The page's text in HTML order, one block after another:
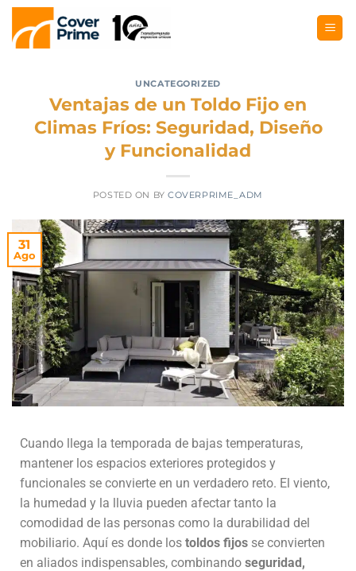
UNCATEGORIZED
Ventajas de un Toldo Fijo en
Climas Fríos: Seguridad, Diseño
y Funcionalidad
POSTED ON BYCOVERPRIME_ADM
31
Ago
Cuando llega la temporada de bajas temperaturas,
mantener los espacios exteriores protegidos y
funcionales se convierte en un verdadero reto. El viento,
la humedad y la lluvia pueden afectar tanto la
comodidad de las personas como la durabilidad del
mobiliario. Aquí es donde los toldos fijos se convierten
en aliados indispensables, combinando seguridad,